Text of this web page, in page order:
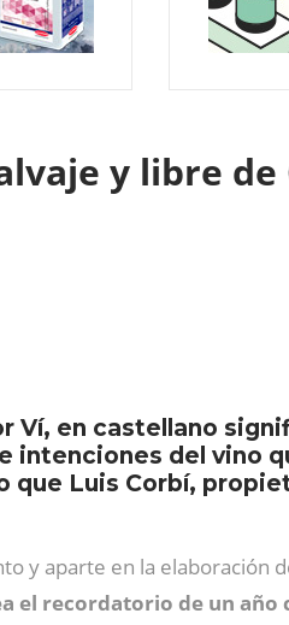
y libre
Ví, en castellano
intenciones del vino
que Luis Corbí,
y aparte en la elaboración
el recordatorio de un año